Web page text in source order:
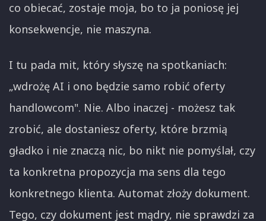
co obiecać, zostaje moja, bo to ja poniosę jej
konsekwencje, nie maszyna.
I tu pada mit, który słyszę na spotkaniach:
„wdrożę AI i ono będzie samo robić oferty
handlowcom". Nie. Albo inaczej - możesz tak
zrobić, ale dostaniesz oferty, które brzmią
gładko i nie znaczą nic, bo nikt nie pomyślał, czy
ta konkretna propozycja ma sens dla tego
konkretnego klienta. Automat złoży dokument.
Tego, czy dokument jest mądry, nie sprawdzi za